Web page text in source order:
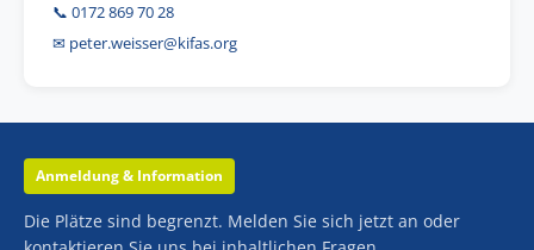
📞 0172 869 70 28
✉ peter.weisser@kifas.org
Anmeldung & Information
Die Plätze sind begrenzt. Melden Sie sich jetzt an oder